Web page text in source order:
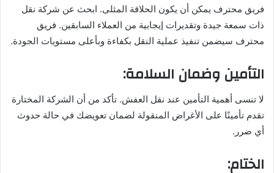
فريق محترف يمكن أن يكون الحلاقة المثلى. ابحث عن شركة نقل
ذات سمعة جيدة وتقديرات إيجابية من العملاء السابقين. فريق
محترف سيضمن تنفيذ عملية النقل بكفاءة وبأعلى مستويات الجودة.
التأمين وضمان السلامة:
لا تنسى أهمية التأمين عند نقل العفش. تأكد من أن الشركة المختارة
تقدم تأمينًا على الأغراض المنقولة لضمان تعويضك في حالة حدوث
أي ضرر.
الختام: